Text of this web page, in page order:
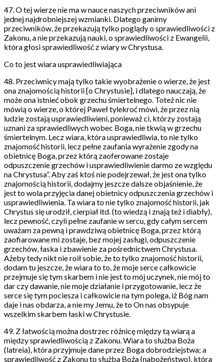
47. O tej wierze nie ma w nauce naszych przeciwników ani
jednej najdrobniejszej wzmianki. Dlatego ganimy
przeciwników, że przekazują tylko poglądy o sprawiedliwości z
Zakonu, a nie przekazują nauki, o sprawiedliwości z Ewangelii,
która głosi sprawiedliwość z wiary w Chrystusa.
Co to jest wiara usprawiedliwiająca
48. Przeciwnicy mają tylko takie wyobrażenie o wierze, że jest
ona znajomością historii [o Chrystusie], i dlatego nauczają, że
może ona istnieć obok grzechu śmiertelnego. Toteż nic nie
mówią o wierze, o której Paweł tylekroć mówi, że przez nią
ludzie zostają usprawiedliwieni, ponieważ ci, którzy zostają
uznani za sprawiedliwych wobec Boga, nie tkwią w grzechu
śmiertelnym. Lecz wiara, która usprawiedliwia, to nie tylko
znajomość historii, lecz pełne zaufania wyrażenie zgody na
obietnicę Boga, przez którą zaoferowane zostaje
odpuszczenie grzechów i usprawiedliwienie darmo ze względu
na Chrystusa”. Aby zaś ktoś nie podejrzewał, że jest ona tylko
znajomością historii, dodajmy jeszcze dalsze objaśnienie, że
jest to wola przyjęcia danej obietnicy odpuszczenia grzechów i
usprawiedliwienia. Ta wiara to nie tylko znajomość historii, jak
Chrystus się urodził, cierpiał itd. (to wiedzą i znają też i diabły),
lecz pewność, czyli pełne zaufanie w sercu, gdy całym sercem
uważam za pewną i prawdziwą obietnicę Boga, przez którą
zaofiarowane mi zostaje, bez mojej zasługi, odpuszczenie
grzechów, łaska i zbawienie za pośrednictwem Chrystusa.
Ażeby tedy nikt nie roił sobie, że to tylko znajomość historii,
dodam tu jeszcze, że wiara to to, że moje serce całkowicie
przejmuje się tym skarbem i nie jest to mój uczynek, nie mój to
dar czy dawanie, nie moje działanie i przygotowanie, lecz że
serce się tym pociesza i całkowicie na tym polega, iż Bóg nam
daje i nas obdarza, a nie my Jemu, że to On nas obsypuje
wszelkim skarbem łaski w Chrystusie.
49. Z łatwością można dostrzec różnicę między tą wiarą a
między sprawiedliwością z Zakonu. Wiara to służba Boża
(latreia), która przyjmuje dane przez Boga dobrodziejstwa; a
sprawiedliwość z Zakonu to służba Boża (nabożeństwo), która